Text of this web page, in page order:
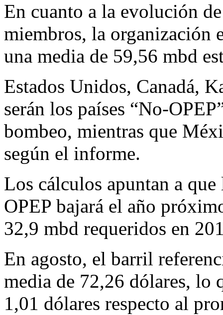
En cuanto a la evolución
miembros, la organización
una media de 59,56 mbd
Estados Unidos, Canadá,
serán los países “No-
bombeo, mientras que
según el informe.
Los cálculos apuntan a
OPEP bajará el año
32,9 mbd requeridos en
En agosto, el barril
media de 72,26 dólares, lo
1,01 dólares respecto al